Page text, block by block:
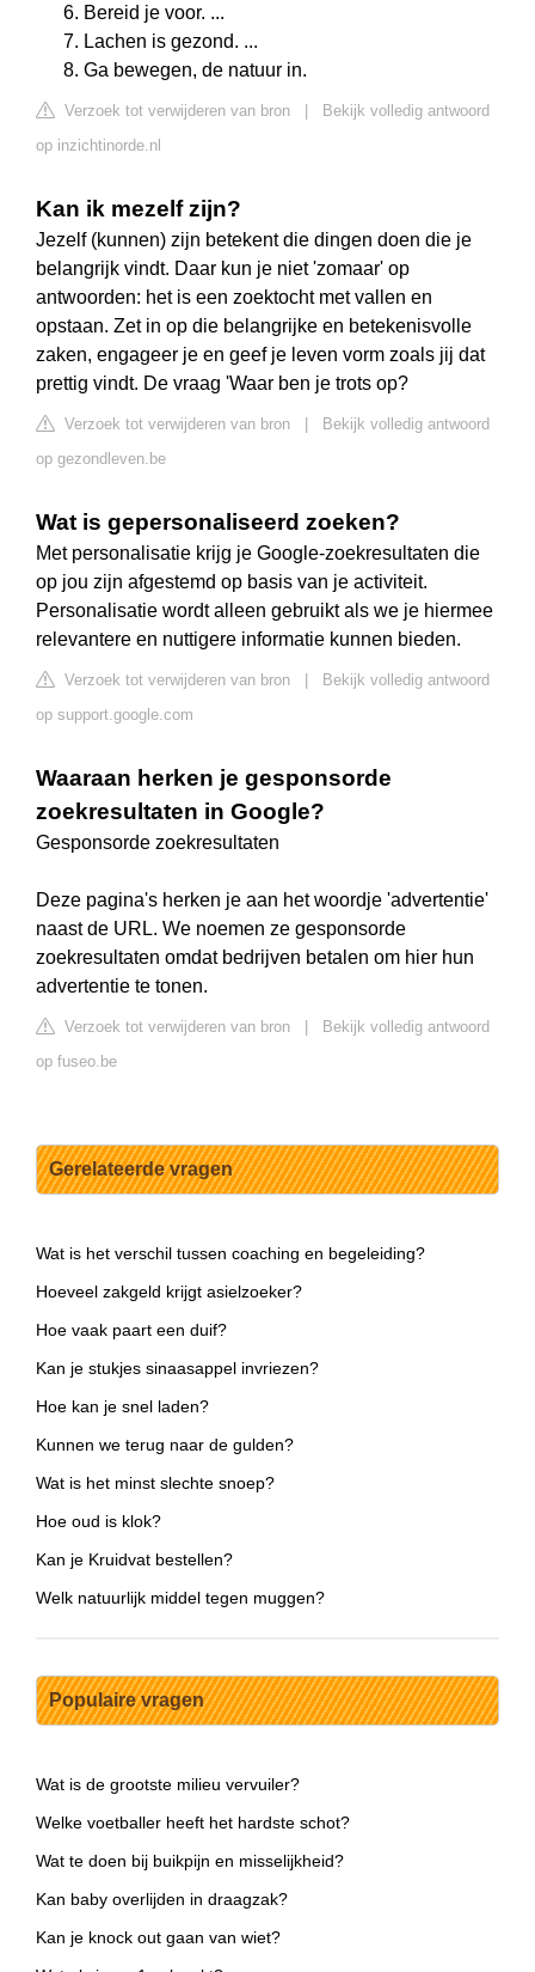
Bereid je voor. ...
Lachen is gezond. ...
Ga bewegen, de natuur in.
Verzoek tot verwijderen van bron
Bekijk volledig antwoord
op inzichtinorde.nl
Kan ik mezelf zijn?
Jezelf (kunnen) zijn betekent die dingen doen die je
belangrijk vindt. Daar kun je niet 'zomaar' op
antwoorden: het is een zoektocht met vallen en
opstaan. Zet in op die belangrijke en betekenisvolle
zaken, engageer je en geef je leven vorm zoals jij dat
prettig vindt. De vraag 'Waar ben je trots op?
Verzoek tot verwijderen van bron
Bekijk volledig antwoord
op gezondleven.be
Wat is gepersonaliseerd zoeken?
Met personalisatie krijg je Google-zoekresultaten die
op jou zijn afgestemd op basis van je activiteit.
Personalisatie wordt alleen gebruikt als we je hiermee
relevantere en nuttigere informatie kunnen bieden.
Verzoek tot verwijderen van bron
Bekijk volledig antwoord
op support.google.com
Waaraan herken je gesponsorde
zoekresultaten in Google?
Gesponsorde zoekresultaten
Deze pagina's herken je aan het woordje 'advertentie'
naast de URL. We noemen ze gesponsorde
zoekresultaten omdat bedrijven betalen om hier hun
advertentie te tonen.
Verzoek tot verwijderen van bron
Bekijk volledig antwoord
op fuseo.be
Gerelateerde vragen
Wat is het verschil tussen coaching en begeleiding?
Hoeveel zakgeld krijgt asielzoeker?
Hoe vaak paart een duif?
Kan je stukjes sinaasappel invriezen?
Hoe kan je snel laden?
Kunnen we terug naar de gulden?
Wat is het minst slechte snoep?
Hoe oud is klok?
Kan je Kruidvat bestellen?
Welk natuurlijk middel tegen muggen?
Populaire vragen
Wat is de grootste milieu vervuiler?
Welke voetballer heeft het hardste schot?
Wat te doen bij buikpijn en misselijkheid?
Kan baby overlijden in draagzak?
Kan je knock out gaan van wiet?